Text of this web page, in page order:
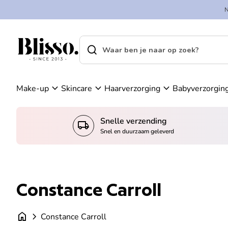
Home
c
k
w
a
n
shopping_cart
Home
Zoek op"
search
Make-up expand_more Skincare expand_more Haarverzorging expand_more
local_shipping Snelle verzending
Snel en duurzaam geleverd
Constance Carroll
home chevron_right Constance Carroll